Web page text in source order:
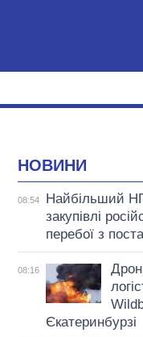
НОВИНИ
08:54
Найбільший
закупівлі
перебої з
08:16
Єкатеринбурзі